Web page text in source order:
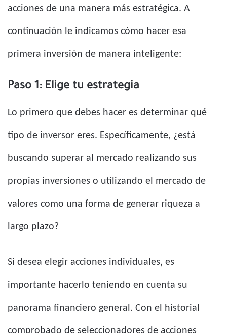
acciones de una manera más estratégica. A
continuación le indicamos cómo hacer esa
primera inversión de manera inteligente:
Paso 1: Elige tu estrategia
Lo primero que debes hacer es determinar qué
tipo de inversor eres. Específicamente, ¿está
buscando superar al mercado realizando sus
propias inversiones o utilizando el mercado de
valores como una forma de generar riqueza a
largo plazo?
Si desea elegir acciones individuales, es
importante hacerlo teniendo en cuenta su
panorama financiero general. Con el historial